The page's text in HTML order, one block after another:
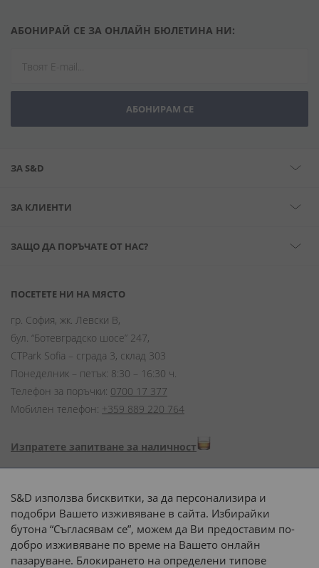
АБОНИРАЙ СЕ ЗА ОНЛАЙН БЮЛЕТИНА НИ:
АБОНИРАМ СЕ
ЗА S&D
ЗА КЛИЕНТИ
ЗАЩО ДА ПОРЪЧАТЕ ОТ НАС?
ПОСЕТЕТЕ НИ НА МЯСТО
гр. София, жк. Левски В,
бул. “Ботевградско шосе” 247,
CTPark Sofia – сграда 3, склад 303
Понеделник – петък: 8:30 – 16:30 ч.
Телефон за поръчки: 0700 17 377
Мобилен телефон: +359 889 220 764
Изпратете запитване за наличност
Начини на плащане:
S&D използва бисквитки, за да персонализира и
подобри Вашето изживяване в сайта. Избирайки
бутона “Съгласявам се”, можем да Ви предоставим по-
добро изживяване по време на Вашето онлайн
пазаруване. Блокирането на определени типове